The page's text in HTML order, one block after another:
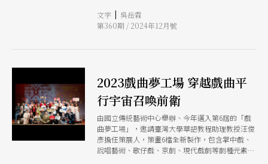
有專職表演者、行政與技術團隊等40人組成的
「FOCA福爾摩沙馬戲團」（後簡稱FOCA），創
文字 | 吳岳霖
第360期 / 2024年12月號
2023戲曲夢工場 穿越戲曲平
行宇宙召喚前衛
由國立傳統藝術中心舉辦、今年邁入第6屆的「戲
曲夢工場」，邀請臺灣大學華語教程助理教授汪俊
彥擔任策展人，策畫6檔全新製作，包含掌中戲、
說唱藝術、歌仔戲、京劇、現代戲劇等劇種元素，